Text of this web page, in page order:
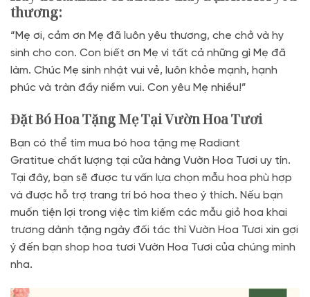
thương:
“Mẹ ơi, cảm ơn Mẹ đã luôn yêu thương, che chở và hy
sinh cho con. Con biết ơn Mẹ vì tất cả những gì Mẹ đã
làm. Chúc Mẹ sinh nhật vui vẻ, luôn khỏe mạnh, hạnh
phúc và tràn đầy niềm vui. Con yêu Mẹ nhiều!”
Đặt Bó Hoa Tặng Mẹ Tại Vườn Hoa Tươi
Bạn có thể tìm mua bó hoa tặng mẹ Radiant
Gratitue chất lượng tại cửa hàng Vườn Hoa Tươi uy tín.
Tại đây, bạn sẽ được tư vấn lựa chọn mẫu hoa phù hợp
và được hỗ trợ trang trí bó hoa theo ý thích. Nếu bạn
muốn tiện lợi trong việc tìm kiếm các mẫu giỏ hoa khai
trương dành tặng ngày đối tác thì Vườn Hoa Tươi xin gợi
ý đến bạn shop hoa tươi Vườn Hoa Tươi của chúng mình
nha.